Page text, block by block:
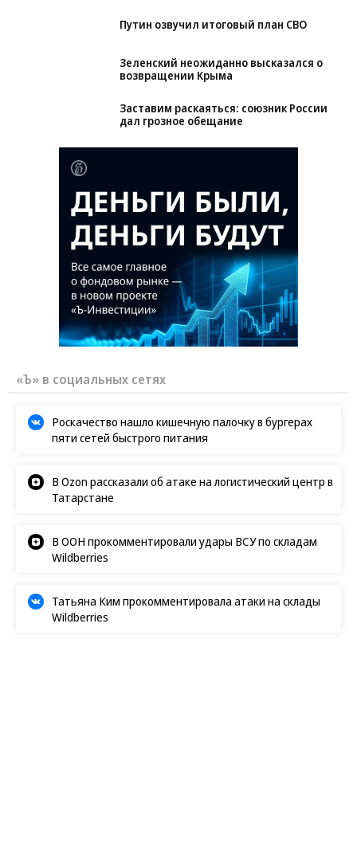
Зеленский неожиданно высказался о
Заставим раскаяться: союзник России
дал грозное обещание
Роскачество нашло кишечную палочку в бургерах
В Ozon рассказали об атаке на логистический центр в
В ООН прокомментировали удары ВСУ по складам
Татьяна Ким прокомментировала атаки на склады